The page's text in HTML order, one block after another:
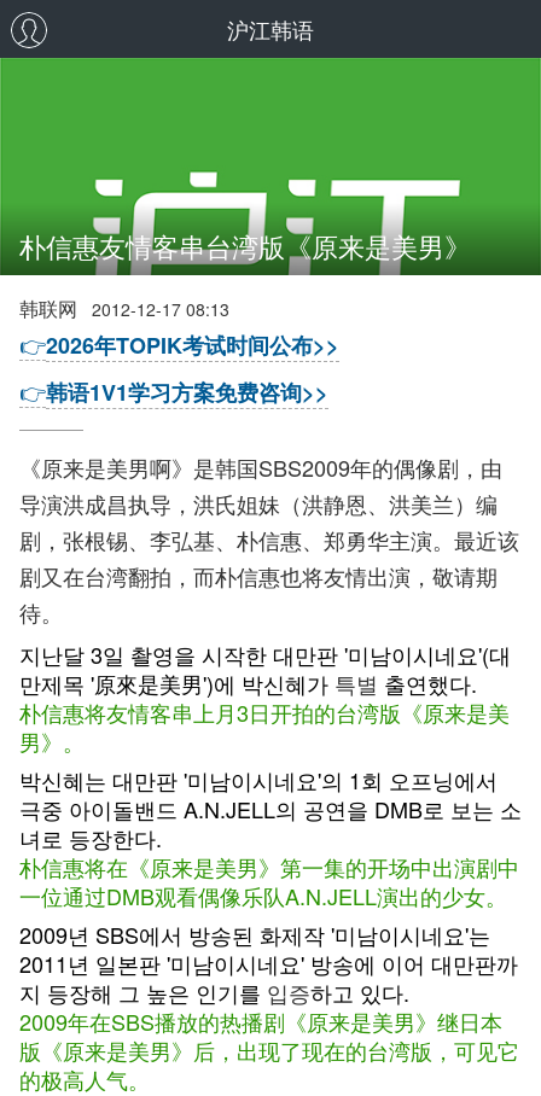
沪江韩语
朴信惠友情客串台湾版《原来是美男》
韩联网 2012-12-17 08:13
👉2026年TOPIK考试时间公布>>
👉韩语1V1学习方案免费咨询>>
《原来是美男啊》是韩国SBS2009年的偶像剧，由
导演洪成昌执导，洪氏姐妹（洪静恩、洪美兰）编
剧，张根锡、李弘基、朴信惠、郑勇华主演。最近该
剧又在台湾翻拍，而朴信惠也将友情出演，敬请期
待。
지난달 3일 촬영을 시작한 대만판 '미남이시네요'(대
만제목 '原來是美男')에 박신혜가 특별 출연했다.
朴信惠将友情客串上月3日开拍的台湾版《原来是美
男》。
박신혜는 대만판 '미남이시네요'의 1회 오프닝에서
극중 아이돌밴드 A.N.JELL의 공연을 DMB로 보는 소
녀로 등장한다.
朴信惠将在《原来是美男》第一集的开场中出演剧中
一位通过DMB观看偶像乐队A.N.JELL演出的少女。
2009년 SBS에서 방송된 화제작 '미남이시네요'는
2011년 일본판 '미남이시네요' 방송에 이어 대만판까
지 등장해 그 높은 인기를 입증하고 있다.
2009年在SBS播放的热播剧《原来是美男》继日本
版《原来是美男》后，出现了现在的台湾版，可见它
的极高人气。